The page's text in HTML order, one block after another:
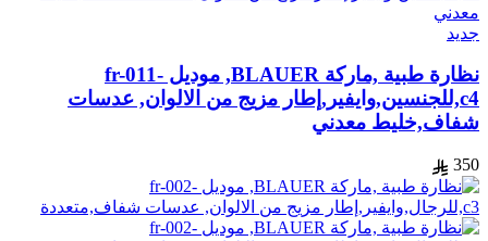
جديد
نظارة طبية ,ماركة BLAUER, موديل fr-011-
c4,للجنسين,وايفير,إطار مزيج من الالوان, عدسات
شفاف,خليط معدني
350